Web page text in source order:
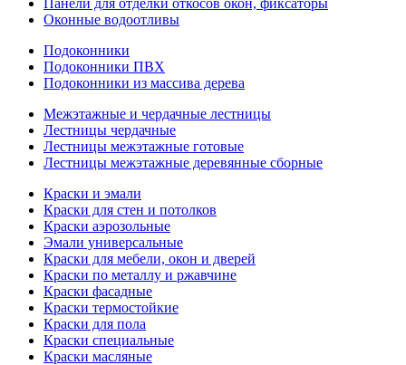
Панели для отделки откосов окон, фиксаторы
Оконные водоотливы
Подоконники
Подоконники ПВХ
Подоконники из массива дерева
Межэтажные и чердачные лестницы
Лестницы чердачные
Лестницы межэтажные готовые
Лестницы межэтажные деревянные сборные
Краски и эмали
Краски для стен и потолков
Краски аэрозольные
Эмали универсальные
Краски для мебели, окон и дверей
Краски по металлу и ржавчине
Краски фасадные
Краски термостойкие
Краски для пола
Краски специальные
Краски масляные